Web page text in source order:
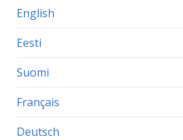
English
Eesti
Suomi
Français
Deutsch